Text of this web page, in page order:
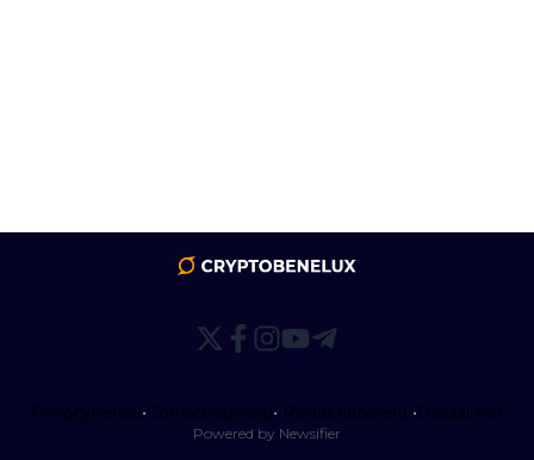
Privacybeleid•Correctiebeleid• Redactiebeleid •Disclaimer
Powered by Newsifier